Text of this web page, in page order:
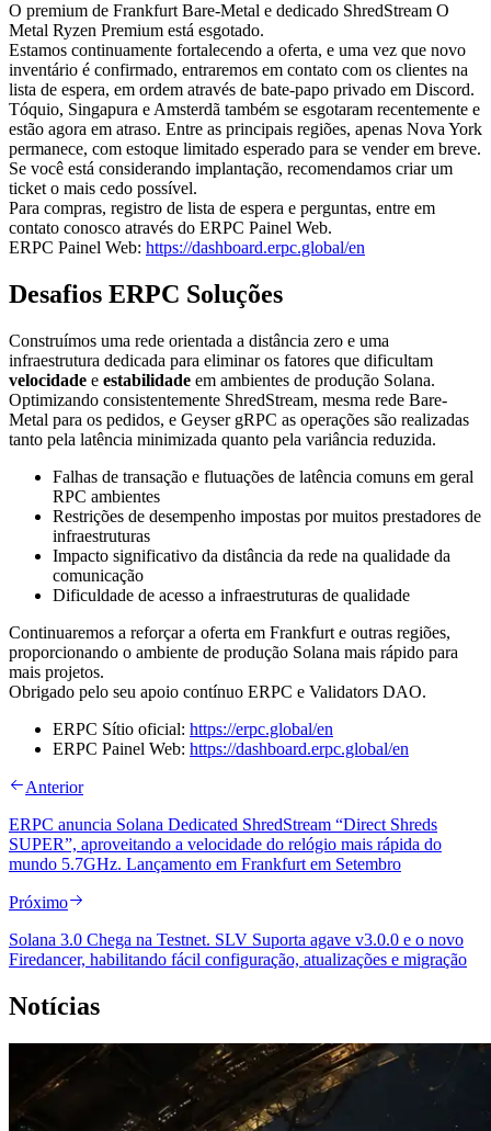
O premium de Frankfurt Bare-Metal e dedicado ShredStream O
Metal Ryzen Premium está esgotado.
Estamos continuamente fortalecendo a oferta, e uma vez que novo
inventário é confirmado, entraremos em contato com os clientes na
lista de espera, em ordem através de bate-papo privado em Discord.
Tóquio, Singapura e Amsterdã também se esgotaram recentemente e
estão agora em atraso. Entre as principais regiões, apenas Nova York
permanece, com estoque limitado esperado para se vender em breve.
Se você está considerando implantação, recomendamos criar um
ticket o mais cedo possível.
Para compras, registro de lista de espera e perguntas, entre em
contato conosco através do ERPC Painel Web.
ERPC Painel Web: https://dashboard.erpc.global/en
Desafios ERPC Soluções
Construímos uma rede orientada a distância zero e uma
infraestrutura dedicada para eliminar os fatores que dificultam
velocidade e estabilidade em ambientes de produção Solana.
Optimizando consistentemente ShredStream, mesma rede Bare-
Metal para os pedidos, e Geyser gRPC as operações são realizadas
tanto pela latência minimizada quanto pela variância reduzida.
Falhas de transação e flutuações de latência comuns em geral
RPC ambientes
Restrições de desempenho impostas por muitos prestadores de
infraestruturas
Impacto significativo da distância da rede na qualidade da
comunicação
Dificuldade de acesso a infraestruturas de qualidade
Continuaremos a reforçar a oferta em Frankfurt e outras regiões,
proporcionando o ambiente de produção Solana mais rápido para
mais projetos.
Obrigado pelo seu apoio contínuo ERPC e Validators DAO.
ERPC Sítio oficial: https://erpc.global/en
ERPC Painel Web: https://dashboard.erpc.global/en
Anterior
ERPC anuncia Solana Dedicated ShredStream “Direct Shreds
SUPER”, aproveitando a velocidade do relógio mais rápida do
mundo 5.7GHz. Lançamento em Frankfurt em Setembro
Próximo
Solana 3.0 Chega na Testnet. SLV Suporta agave v3.0.0 e o novo
Firedancer, habilitando fácil configuração, atualizações e migração
Notícias